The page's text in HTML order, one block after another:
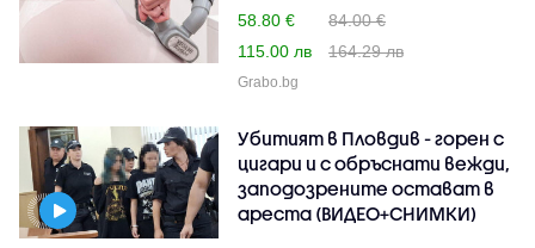
58.80 €
84.00 €
115.00 лв
164.29 лв
Grabo.bg
Убитият в Пловдив - горен с
цигари и с обръснати вежди,
заподозрените остават в
ареста (ВИДЕО+СНИМКИ)